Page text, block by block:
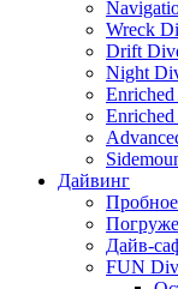
Wreck
Drift
Night
Дайвинг
Дайв-
FUN